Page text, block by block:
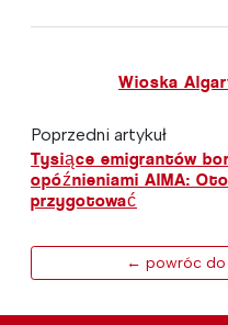
Wioska
Poprzedni artykuł
Tysiące emigrantów
opóźnieniami AIMA:
przygotować
← powróc do